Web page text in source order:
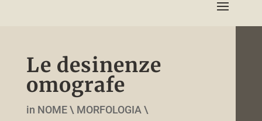
Le desinenze
omografe
in NOME \ MORFOLOGIA \